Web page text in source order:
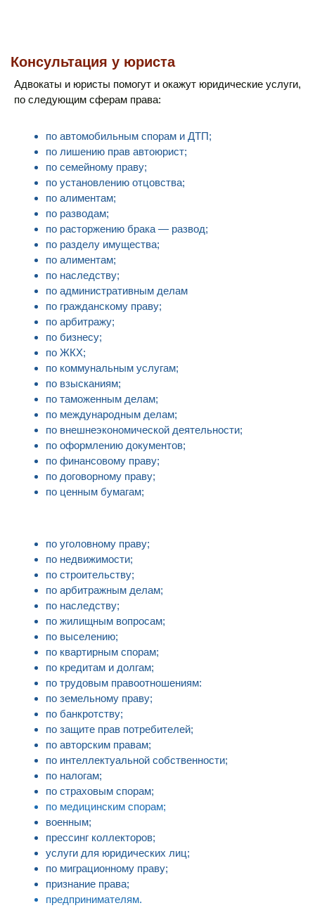
Консультация у юриста
Адвокаты и юристы помогут и окажут юридические услуги,
по следующим сферам права:
по автомобильным спорам и ДТП;
по лишению прав автоюрист;
по семейному праву;
по установлению отцовства;
по алиментам;
по разводам;
по расторжению брака — развод;
по разделу имущества;
по алиментам;
по наследству;
по административным делам
по гражданскому праву;
по арбитражу;
по бизнесу;
по ЖКХ;
по коммунальным услугам;
по взысканиям;
по таможенным делам;
по международным делам;
по внешнеэкономической деятельности;
по оформлению документов;
по финансовому праву;
по договорному праву;
по ценным бумагам;
по уголовному праву;
по недвижимости;
по строительству;
по арбитражным делам;
по наследству;
по жилищным вопросам;
по выселению;
по квартирным спорам;
по кредитам и долгам;
по трудовым правоотношениям:
по земельному праву;
по банкротству;
по защите прав потребителей;
по авторским правам;
по интеллектуальной собственности;
по налогам;
по страховым спорам;
по медицинским спорам;
военным;
прессинг коллекторов;
услуги для юридических лиц;
по миграционному праву;
признание права;
предпринимателям.